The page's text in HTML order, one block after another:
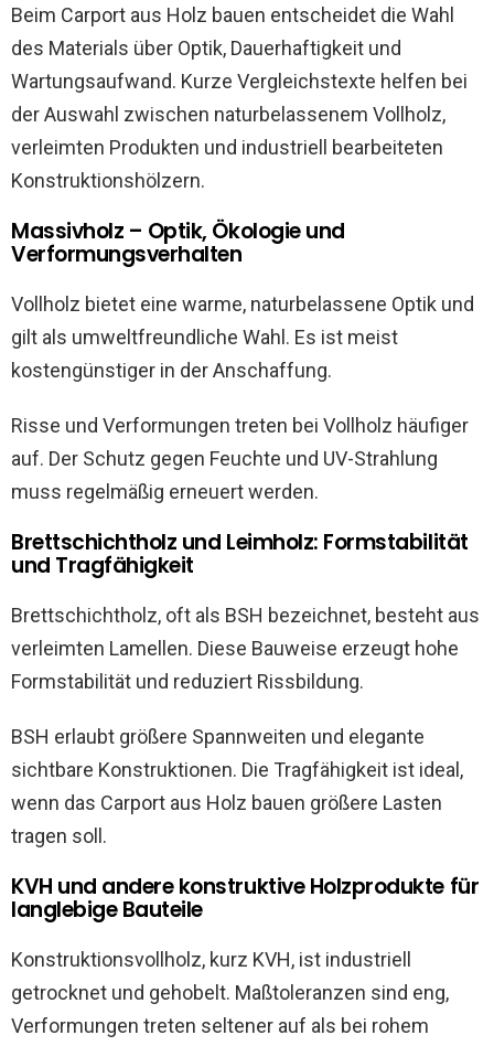
Beim Carport aus Holz bauen entscheidet die Wahl
des Materials über Optik, Dauerhaftigkeit und
Wartungsaufwand. Kurze Vergleichstexte helfen bei
der Auswahl zwischen naturbelassenem Vollholz,
verleimten Produkten und industriell bearbeiteten
Konstruktionshölzern.
Massivholz – Optik, Ökologie und
Verformungsverhalten
Vollholz bietet eine warme, naturbelassene Optik und
gilt als umweltfreundliche Wahl. Es ist meist
kostengünstiger in der Anschaffung.
Risse und Verformungen treten bei Vollholz häufiger
auf. Der Schutz gegen Feuchte und UV-Strahlung
muss regelmäßig erneuert werden.
Brettschichtholz und Leimholz: Formstabilität
und Tragfähigkeit
Brettschichtholz, oft als BSH bezeichnet, besteht aus
verleimten Lamellen. Diese Bauweise erzeugt hohe
Formstabilität und reduziert Rissbildung.
BSH erlaubt größere Spannweiten und elegante
sichtbare Konstruktionen. Die Tragfähigkeit ist ideal,
wenn das Carport aus Holz bauen größere Lasten
tragen soll.
KVH und andere konstruktive Holzprodukte für
langlebige Bauteile
Konstruktionsvollholz, kurz KVH, ist industriell
getrocknet und gehobelt. Maßtoleranzen sind eng,
Verformungen treten seltener auf als bei rohem